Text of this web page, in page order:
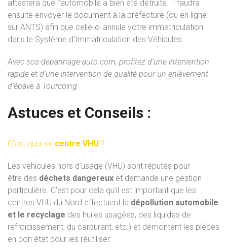
attestera que l’automobile a bien été détruite Il faudra
ensuite envoyer le document à la préfecture (ou en ligne
sur ANTS) afin que celle-ci annule votre immatriculation
dans le Système d’Immatriculation des Véhicules.
Avec sos-depannage-auto.com, profitez d’une intervention
rapide et d’une intervention de qualité pour un enlèvement
d’épave à Tourcoing.
Astuces et Conseils :
C’est quoi un centre VHU ?
Les véhicules hors d’usage (VHU) sont réputés pour
être des déchets dangereux et demande une gestion
particulière. C’est pour cela qu’il est important que les
centres VHU du Nord effectuent la dépollution automobile
et le recyclage des huiles usagées, des liquides de
refroidissement, du carburant, etc.) et démontent les pièces
en bon état pour les réutiliser.